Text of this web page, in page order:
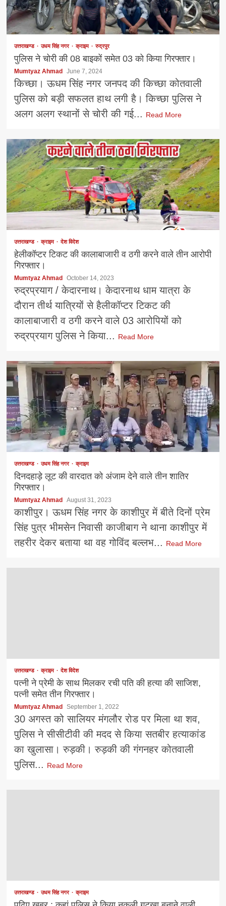
उत्तराखण्ड उधम सिंह नगर क्राइम रुद्रपुर
पुलिस ने चोरी की 08 बाइकों समेत 03 को किया गिरफ्तार।
Mumtyaz Ahmad June 7, 2024
किच्छा। ऊधम सिंह नगर जनपद की किच्छा कोतवाली
पुलिस को बड़ी सफलत हाथ लगी है। किच्छा पुलिस ने
अलग अलग स्थानों से चोरी की गई... Read More
उत्तराखण्ड क्राइम देश विदेश
हेलीकॉप्टर टिकट की कालाबाजारी व ठगी करने वाले तीन आरोपी
गिरफ्तार।
Mumtyaz Ahmad October 14, 2023
रुद्रप्रयाग / केदारनाथ। केदारनाथ धाम यात्रा के
दौरान तीर्थ यात्रियों से हैलीकॉप्टर टिकट की
कालाबाजारी व ठगी करने वाले 03 आरोपियों को
रुद्रप्रयाग पुलिस ने किया... Read More
उत्तराखण्ड उधम सिंह नगर क्राइम
दिनदहाड़े लूट की वारदात को अंजाम देने वाले तीन शातिर
गिरफ्तार।
Mumtyaz Ahmad August 31, 2023
काशीपुर। ऊधम सिंह नगर के काशीपुर में बीते दिनों प्रेम
सिंह पुत्र भीमसेन निवासी काजीबाग ने थाना काशीपुर में
तहरीर देकर बताया था वह गोविंद बल्लभ... Read More
उत्तराखण्ड क्राइम देश विदेश
पत्नी ने प्रेमी के साथ मिलकर रची पति की हत्या की साजिश,
पत्नी समेत तीन गिरफ्तार।
Mumtyaz Ahmad September 1, 2022
30 अगस्त को सालियर मंगलौर रोड पर मिला था शव,
पुलिस ने सीसीटीवी की मदद से किया सतबीर हत्याकांड
का खुलासा। रुड़की। रुड़की की गंगनहर कोतवाली
पुलिस... Read More
उत्तराखण्ड उधम सिंह नगर क्राइम